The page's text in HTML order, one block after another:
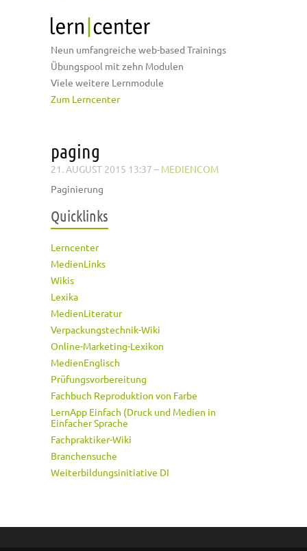
Neun umfangreiche web-based Trainings
Übungspool mit zehn Modulen
Viele weitere Lernmodule
Zum Lerncenter
paging
21. AUGUST 2015 13:37 – MEDIENCOM
Paginierung
Quicklinks
Lerncenter
MedienLinks
Wikis
Lexika
MedienLiteratur
Verpackungstechnik-Wiki
Online-Marketing-Lexikon
MedienEnglisch
Prüfungsvorbereitung
Fachbuch Reproduktion von Farbe
LernApp Einfach (Druck und Medien in
Einfacher Sprache
Fachpraktiker-Wiki
Branchensuche
Weiterbildungsinitiative DI